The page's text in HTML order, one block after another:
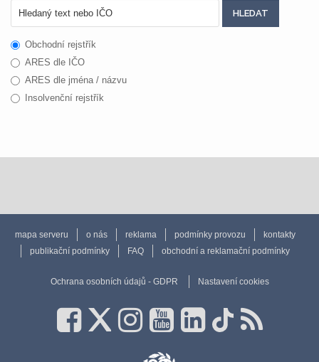
Obchodní rejstřík
ARES dle IČO
ARES dle jména / názvu
Insolvenční rejstřík
mapa serveru o nás reklama podmínky provozu
kontakty
publikační podmínky
FAQ obchodní a reklamační podmínky
Ochrana osobních údajů - GDPR Nastavení cookies